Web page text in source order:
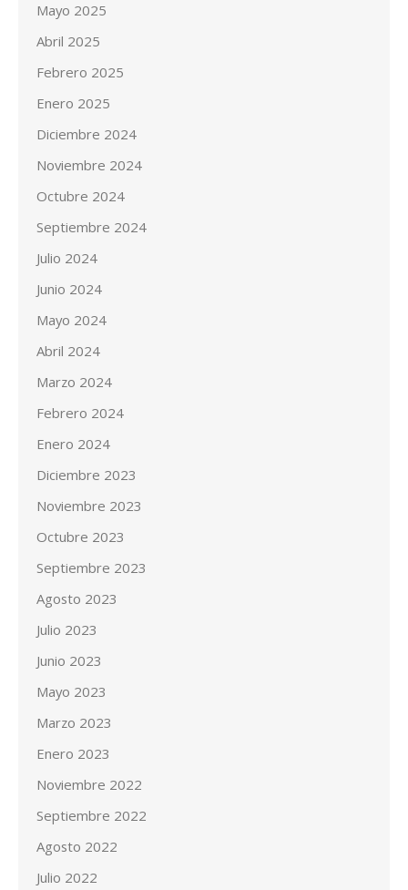
Mayo 2025
Abril 2025
Febrero 2025
Enero 2025
Diciembre 2024
Noviembre 2024
Octubre 2024
Septiembre 2024
Julio 2024
Junio 2024
Mayo 2024
Abril 2024
Marzo 2024
Febrero 2024
Enero 2024
Diciembre 2023
Noviembre 2023
Octubre 2023
Septiembre 2023
Agosto 2023
Julio 2023
Junio 2023
Mayo 2023
Marzo 2023
Enero 2023
Noviembre 2022
Septiembre 2022
Agosto 2022
Julio 2022